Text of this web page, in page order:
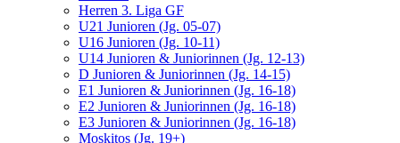
Herren 3. Liga GF
U21 Junioren (Jg. 05-07)
U16 Junioren (Jg. 10-11)
U14 Junioren & Juniorinnen (Jg. 12-13)
D Junioren & Juniorinnen (Jg. 14-15)
E1 Junioren & Juniorinnen (Jg. 16-18)
E2 Junioren & Juniorinnen (Jg. 16-18)
E3 Junioren & Juniorinnen (Jg. 16-18)
Moskitos (Jg. 19+)